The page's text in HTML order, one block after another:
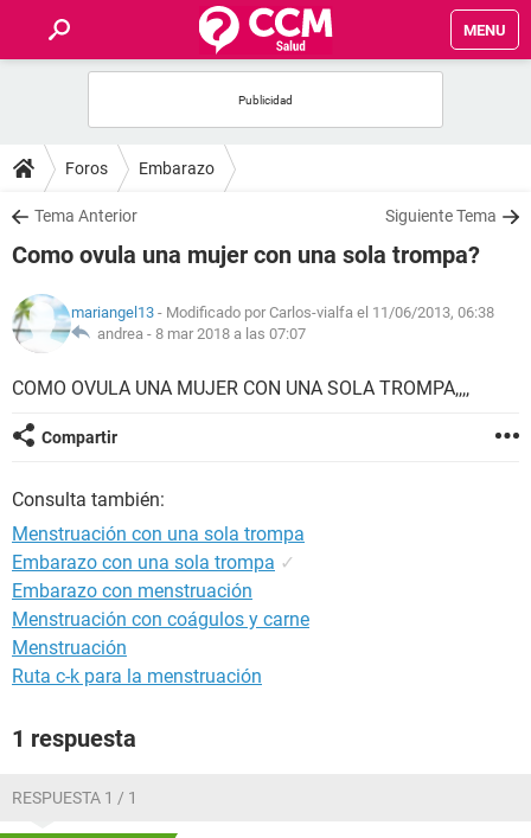
MENU
FOROS
SALUD
NUTRICIÓN
BIENESTAR
SEXUALIDAD
Foros Embarazo
Tema Anterior Siguiente Tema
Como ovula una mujer con una sola trompa?
mariangel13 - Modificado por Carlos-vialfa el 11/06/2013, 06:38
andrea - 8 mar 2018 a las 07:07
COMO OVULA UNA MUJER CON UNA SOLA TROMPA,,,,
Compartir
Consulta también:
Menstruación con una sola trompa
Embarazo con una sola trompa ✓
Embarazo con menstruación
Menstruación con coágulos y carne
Menstruación
Ruta c-k para la menstruación
1 respuesta
RESPUESTA 1 / 1